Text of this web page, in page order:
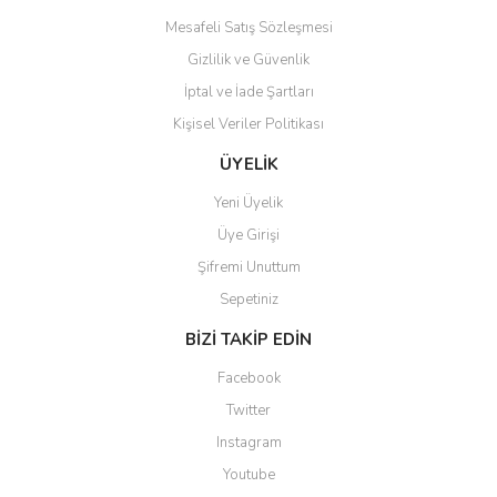
Gönder
Mesafeli Satış Sözleşmesi
Gizlilik ve Güvenlik
İptal ve İade Şartları
Kişisel Veriler Politikası
ÜYELİK
Yeni Üyelik
Üye Girişi
Şifremi Unuttum
Sepetiniz
BİZİ TAKİP EDİN
Facebook
Twitter
Instagram
Youtube